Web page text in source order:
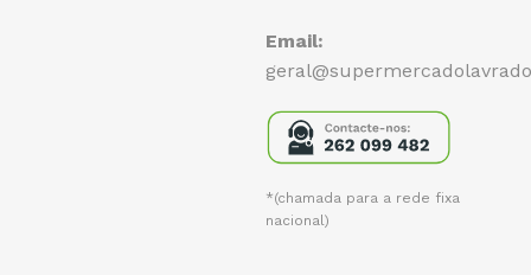
Email:
*(chamada para a rede fixa
nacional)